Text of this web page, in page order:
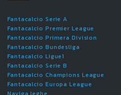
Fantacalcio Serie A
Fantacalcio Premier League
Fantacalcio Primera Division
Fantacalcio Bundesliga
Fantacalcio Ligue1
Fantacalcio Serie B
Fantacalcio Champions League
Fantacalcio Europa League